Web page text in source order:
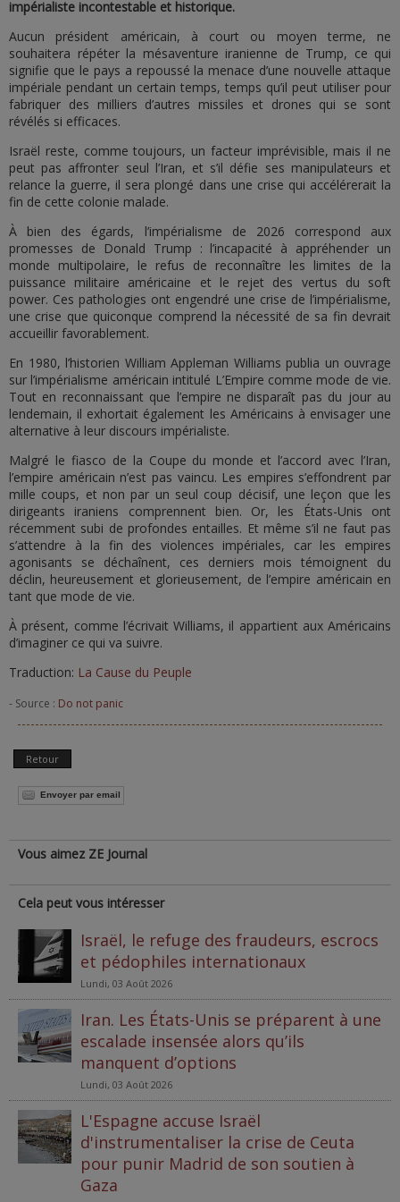
impérialiste incontestable et historique.
Aucun président américain, à court ou moyen terme, ne
souhaitera répéter la mésaventure iranienne de Trump, ce qui
signifie que le pays a repoussé la menace d’une nouvelle attaque
impériale pendant un certain temps, temps qu’il peut utiliser pour
fabriquer des milliers d’autres missiles et drones qui se sont
révélés si efficaces.
Israël reste, comme toujours, un facteur imprévisible, mais il ne
peut pas affronter seul l’Iran, et s’il défie ses manipulateurs et
relance la guerre, il sera plongé dans une crise qui accélérerait la
fin de cette colonie malade.
À bien des égards, l’impérialisme de 2026 correspond aux
promesses de Donald Trump : l’incapacité à appréhender un
monde multipolaire, le refus de reconnaître les limites de la
puissance militaire américaine et le rejet des vertus du soft
power. Ces pathologies ont engendré une crise de l’impérialisme,
une crise que quiconque comprend la nécessité de sa fin devrait
accueillir favorablement.
En 1980, l’historien William Appleman Williams publia un ouvrage
sur l’impérialisme américain intitulé L’Empire comme mode de vie.
Tout en reconnaissant que l’empire ne disparaît pas du jour au
lendemain, il exhortait également les Américains à envisager une
alternative à leur discours impérialiste.
Malgré le fiasco de la Coupe du monde et l’accord avec l’Iran,
l’empire américain n’est pas vaincu. Les empires s’effondrent par
mille coups, et non par un seul coup décisif, une leçon que les
dirigeants iraniens comprennent bien. Or, les États-Unis ont
récemment subi de profondes entailles. Et même s’il ne faut pas
s’attendre à la fin des violences impériales, car les empires
agonisants se déchaînent, ces derniers mois témoignent du
déclin, heureusement et glorieusement, de l’empire américain en
tant que mode de vie.
À présent, comme l’écrivait Williams, il appartient aux Américains
d’imaginer ce qui va suivre.
Traduction: La Cause du Peuple
- Source : Do not panic
Retour
Envoyer par email
Vous aimez ZE Journal
Cela peut vous intéresser
Israël, le refuge des fraudeurs, escrocs
et pédophiles internationaux
Lundi, 03 Août 2026
Iran. Les États-Unis se préparent à une
escalade insensée alors qu’ils
manquent d’options
Lundi, 03 Août 2026
L'Espagne accuse Israël
d'instrumentaliser la crise de Ceuta
pour punir Madrid de son soutien à
Gaza